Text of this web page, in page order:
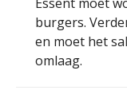
burgers.
en moet het
omlaag.